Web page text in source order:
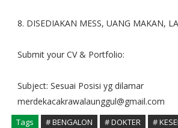
8. DISEDIAKAN MESS, UANG MAKAN,
Submit your CV & Portfolio:
Subject: Sesuai Posisi yg dilamar
merdekacakrawalaunggul@gmail.com
Tags # BENGALON # DOKTER #